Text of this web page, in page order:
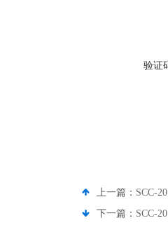
验证
上一篇： SCC-
下一篇： SCC-